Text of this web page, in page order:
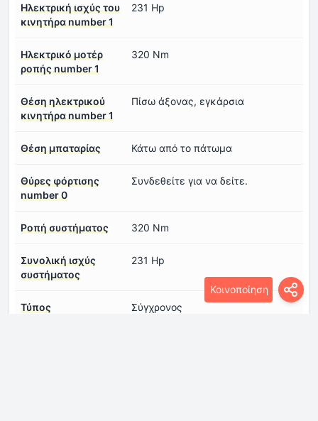
Κοινοποίηση
Ηλεκτρική ισχύς του
κινητήρα number 1
231 Hp
Ηλεκτρικό μοτέρ
ροπής number 1
320 Nm
Θέση ηλεκτρικού
κινητήρα number 1
Πίσω άξονας, εγκάρσια
Θέση μπαταρίας Κάτω από το πάτωμα
Θύρες φόρτισης
number 0
Συνδεθείτε για να δείτε.
Ροπή συστήματος 320 Nm
Συνολική ισχύς
συστήματος
231 Hp
Τύπος
Σύγχρονος